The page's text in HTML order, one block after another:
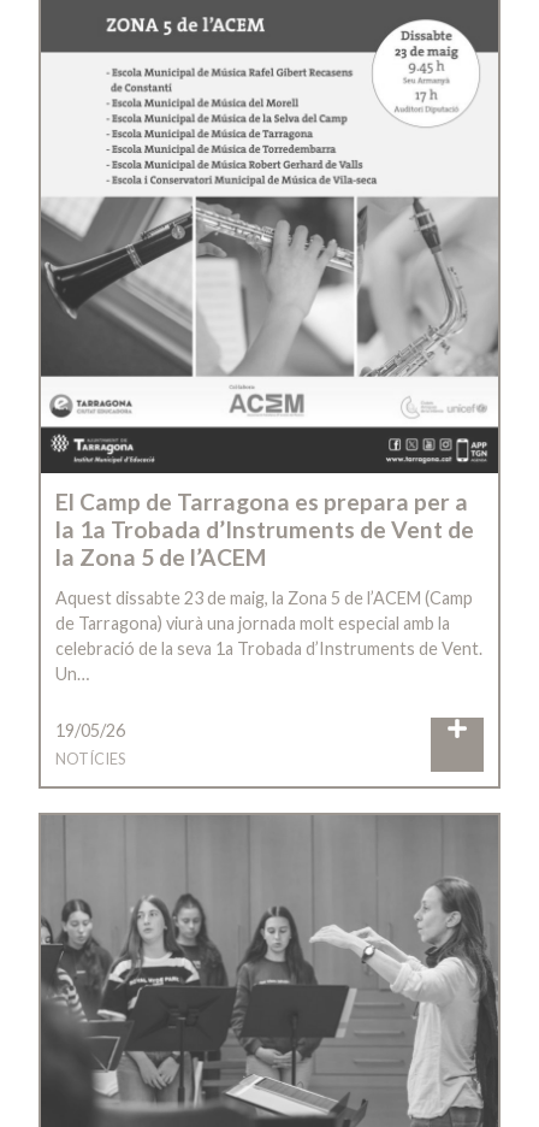
El Camp de Tarragona es prepara per a
la 1a Trobada d’Instruments de Vent de
la Zona 5 de l’ACEM
Aquest dissabte 23 de maig, la Zona 5 de l’ACEM (Camp
de Tarragona) viurà una jornada molt especial amb la
celebració de la seva 1a Trobada d’Instruments de Vent.
Un…
19/05/26
NOTÍCIES